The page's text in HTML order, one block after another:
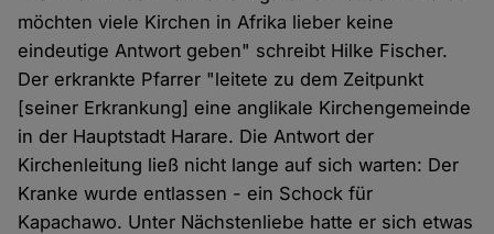
möchten viele Kirchen in Afrika lieber keine
eindeutige Antwort geben" schreibt Hilke Fischer.
Der erkrankte Pfarrer "leitete zu dem Zeitpunkt
[seiner Erkrankung] eine anglikale Kirchengemeinde
in der Hauptstadt Harare. Die Antwort der
Kirchenleitung ließ nicht lange auf sich warten: Der
Kranke wurde entlassen - ein Schock für
Kapachawo. Unter Nächstenliebe hatte er sich etwas